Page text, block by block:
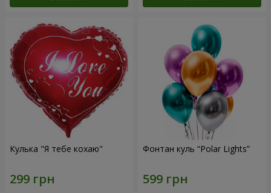
Кулька "Я тебе кохаю" Фонтан куль “Polar Lights”